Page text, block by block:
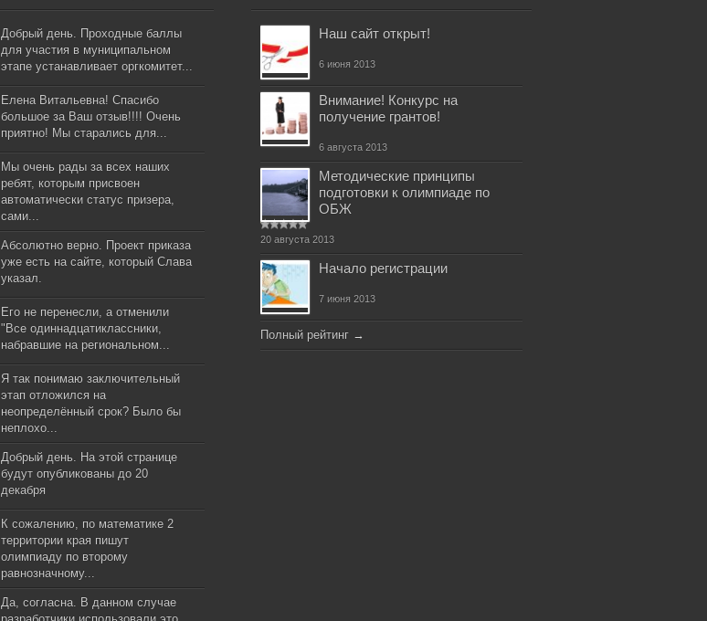
Добрый день. Проходные баллы
для участия в муниципальном
этапе устанавливает оргкомитет...
Елена Витальевна! Спасибо
большое за Ваш отзыв!!!! Очень
приятно! Мы старались для...
Мы очень рады за всех наших
ребят, которым присвоен
автоматически статус призера,
сами...
Абсолютно верно. Проект приказа
уже есть на сайте, который Слава
указал.
Его не перенесли, а отменили
"Все одиннадцатиклассники,
набравшие на региональном...
Я так понимаю заключительный
этап отложился на
неопределённый срок? Было бы
неплохо...
Добрый день. На этой странице
будут опубликованы до 20
декабря
К сожалению, по математике 2
территории края пишут
олимпиаду по второму
равнозначному...
Да, согласна. В данном случае
Наш сайт открыт!
6 июня 2013
Внимание! Конкурс на
получение грантов!
6 августа 2013
Методические принципы
подготовки к олимпиаде по
ОБЖ
20 августа 2013
Начало регистрации
7 июня 2013
Полный рейтинг →